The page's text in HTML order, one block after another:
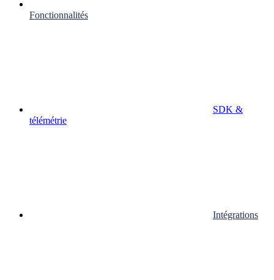
Fonctionnalités
SDK &
télémétrie
Intégrations